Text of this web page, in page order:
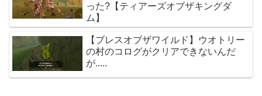
った?【ティアーズオブザキングダ
ム】
【ブレスオブザワイルド】ウオトリー
の村のコログがクリアできないんだ
が.....